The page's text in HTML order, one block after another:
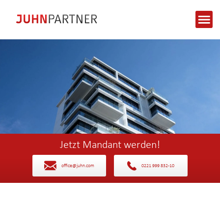
Jetzt Mandant werden!
office@juhn.com 0221 999 832-10